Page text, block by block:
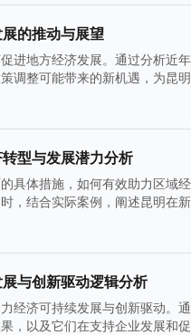
的推动与展望
进地方经济发展。通过分析近
调整可能带来的新机遇，为昆
型与发展潜力分析
具体措施，如何有效助力区域
，结合实际案例，阐述昆明在
与创新驱动逻辑分析
经济可持续发展与创新驱动。
，以及它们在支持企业发展和